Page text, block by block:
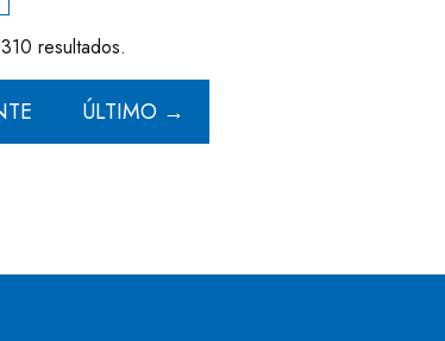
resultados.
ÚLTIMO →